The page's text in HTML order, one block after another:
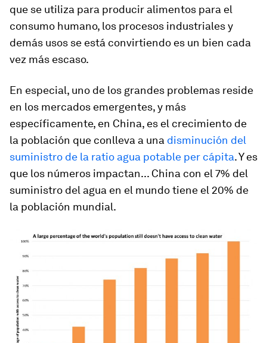
que se utiliza para producir alimentos para el
consumo humano, los procesos industriales y
demás usos se está convirtiendo es un bien cada
vez más escaso.
En especial, uno de los grandes problemas reside
en los mercados emergentes, y más
específicamente, en China, es el crecimiento de
la población que conlleva a una disminución del
suministro de la ratio agua potable per cápita. Y es
que los números impactan... China con el 7% del
suministro del agua en el mundo tiene el 20% de
la población mundial.